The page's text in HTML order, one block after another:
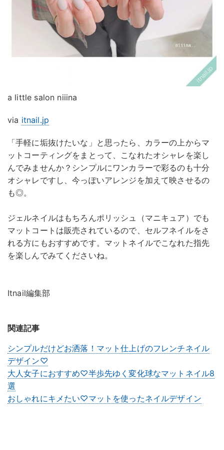
a little salon niiina
via itnail.jp
「手軽に垢抜けたいな」と思ったら、カラーの上からマ
ットコーティングをまとって、こなれたオシャレを楽し
んでみませんか？シンプルにワンカラーで彩るのも十分
オシャレですし、今っぽいアレンジを加えて映させるの
も◎。
ジェルネイルはもちろんポリッシュ（マニキュア）でも
マットコートは販売されているので、セルフネイルをさ
れる方にもおすすめです。マットネイルでこなれた指先
を楽しんでみてくださいね。
Itnail編集部
関連記事
シンプルだけどお洒落！マット仕上げのフレンチネイル
デザイン♡
大人女子におすすめ♡半歩先ゆく変化球なマットネイル8
選
おしゃれにキメたい♡マットを使ったネイルデザイン